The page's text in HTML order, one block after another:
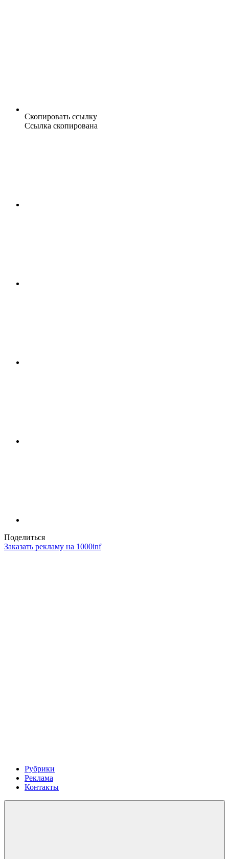
Скопировать ссылку
Ссылка скопирована
Поделиться
Заказать рекламу на 1000inf
Рубрики
Реклама
Контакты